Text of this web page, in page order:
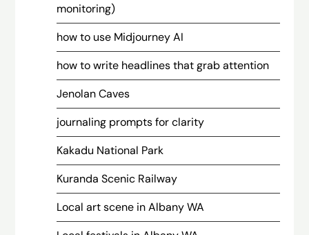
monitoring)
how to use Midjourney AI
how to write headlines that grab attention
Jenolan Caves
journaling prompts for clarity
Kakadu National Park
Kuranda Scenic Railway
Local art scene in Albany WA